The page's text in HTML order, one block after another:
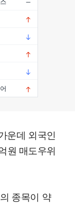
운데 외국인
원 매도우위
종목이 약